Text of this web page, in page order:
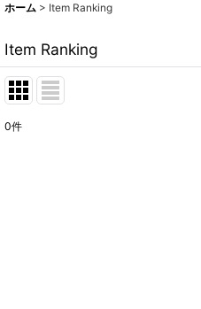
ホーム > Item Ranking
Item Ranking
0件